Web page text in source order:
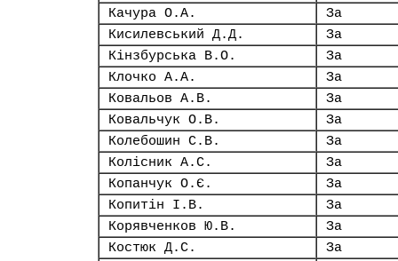
Качура О.А.
За
Кисилевський Д.Д.
За
Кінзбурська В.О.
За
Клочко А.А.
За
Ковальов А.В.
За
Ковальчук О.В.
За
Колебошин С.В.
За
Колісник А.С.
За
Копанчук О.Є.
За
Копитін І.В.
За
Корявченков Ю.В.
За
Костюк Д.С.
За